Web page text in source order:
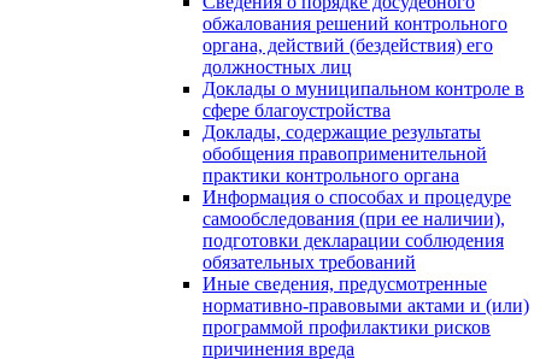
обжалования решений контрольного
органа, действий (бездействия) его
должностных лиц
Доклады о муниципальном контроле в
сфере благоустройства
Доклады, содержащие результаты
обобщения правоприменительной
практики контрольного органа
Информация о способах и процедуре
самообследования (при ее наличии),
подготовки декларации соблюдения
обязательных требований
Иные сведения, предусмотренные
нормативно-правовыми актами и (или)
программой профилактики рисков
причинения вреда